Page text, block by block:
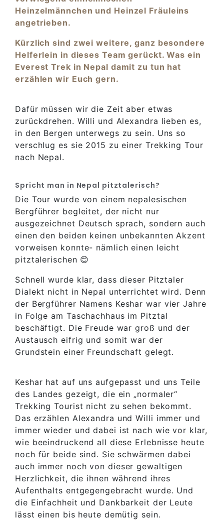
Heinzelmännchen und Heinzel Fräuleins
angetrieben.
Kürzlich sind zwei weitere, ganz besondere
Helferlein in dieses Team gerückt. Was ein
Everest Trek in Nepal damit zu tun hat
erzählen wir Euch gern.
Dafür müssen wir die Zeit aber etwas
zurückdrehen. Willi und Alexandra lieben es,
in den Bergen unterwegs zu sein. Uns so
verschlug es sie 2015 zu einer Trekking Tour
nach Nepal.
Spricht man in Nepal pitztalerisch?
Die Tour wurde von einem nepalesischen
Bergführer begleitet, der nicht nur
ausgezeichnet Deutsch sprach, sondern auch
einen den beiden keinen unbekannten Akzent
vorweisen konnte- nämlich einen leicht
pitztalerischen 😊
Schnell wurde klar, dass dieser Pitztaler
Dialekt nicht in Nepal unterrichtet wird. Denn
der Bergführer Namens Keshar war vier Jahre
in Folge am Taschachhaus im Pitztal
beschäftigt. Die Freude war groß und der
Austausch eifrig und somit war der
Grundstein einer Freundschaft gelegt.
Keshar hat auf uns aufgepasst und uns Teile
des Landes gezeigt, die ein „normaler“
Trekking Tourist nicht zu sehen bekommt.
Das erzählen Alexandra und Willi immer und
immer wieder und dabei ist nach wie vor klar,
wie beeindruckend all diese Erlebnisse heute
noch für beide sind. Sie schwärmen dabei
auch immer noch von dieser gewaltigen
Herzlichkeit, die ihnen während ihres
Aufenthalts entgegengebracht wurde. Und
die Einfachheit und Dankbarkeit der Leute
lässt einen bis heute demütig sein.